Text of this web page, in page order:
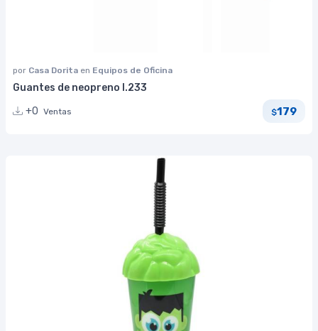
por Casa Dorita en Equipos de Oficina
Guantes de neopreno I.233
+0 Ventas $179